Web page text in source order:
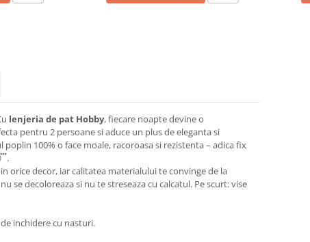
lenjeria de pat Hobby, fiecare noapte devine o
pentru 2 persoane si aduce un plus de eleganta si
100% o face moale, racoroasa si rezistenta – adica fix
orice decor, iar calitatea materialului te convinge de la
se decoloreaza si nu te streseaza cu calcatul. Pe scurt: vise
inchidere cu nasturi.